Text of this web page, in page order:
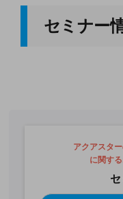
セミナー
アクアスタ
に関す